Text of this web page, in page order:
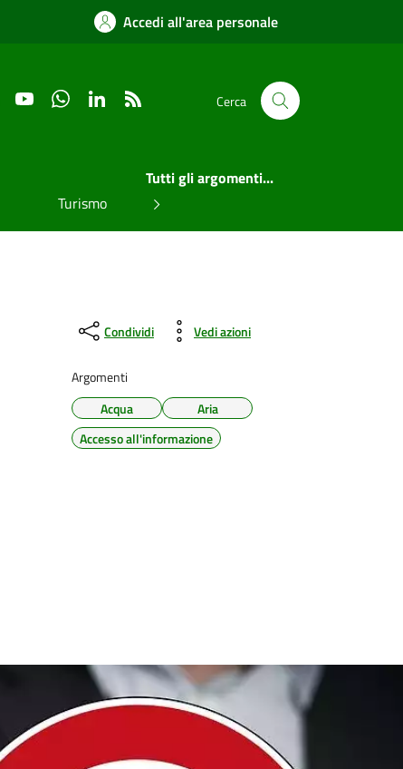
Accedi all'area personale
YouTube WhatsAppLinkedIn Cerca
Turismo
Tutti gli argomenti...
Condividi Vedi azioni
Argomenti
Acqua
Aria
Accesso all'informazione